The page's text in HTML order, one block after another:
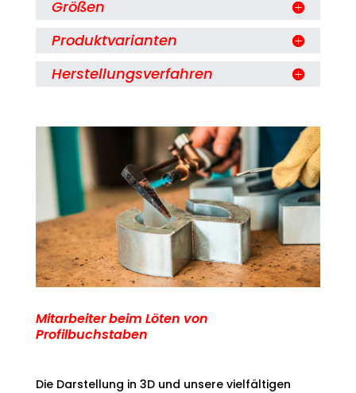
Größen
Produktvarianten
Herstellungsverfahren
Mitarbeiter beim Löten von
Profilbuchstaben
Die Darstellung in 3D und unsere vielfältigen